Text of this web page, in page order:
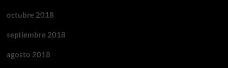
octubre 2018
septiembre 2018
agosto 2018